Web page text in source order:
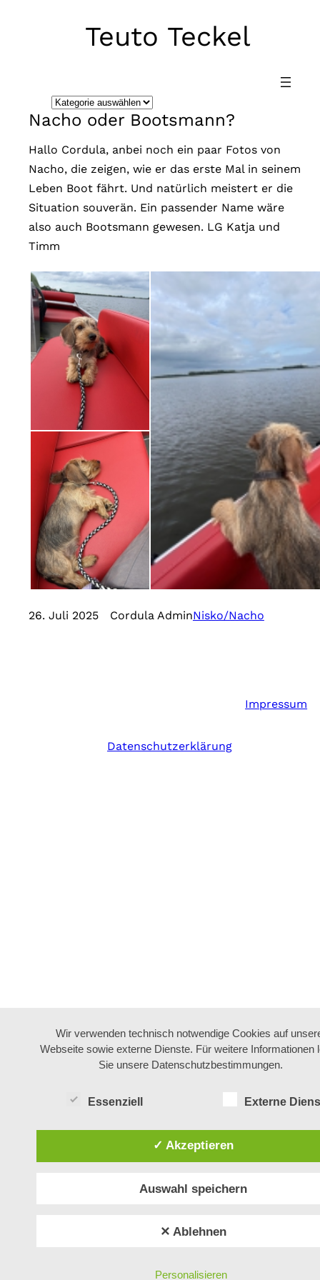
Teuto Teckel
K
a
e
o
r
n
Nacho oder Bootsmann?
Hallo Cordula, anbei noch ein paar Fotos von
Nacho, die zeigen, wie er das erste Mal in seinem
Leben Boot fährt. Und natürlich meistert er die
Situation souverän. Ein passender Name wäre
also auch Bootsmann gewesen. LG Katja und
Timm
26. Juli 2025 Cordula AdminNisko/Nacho
Impressum
Datenschutzerklärung
Wir verwenden technisch notwendige Cookies auf
Webseite sowie externe Dienste. Für weitere Informationen
Sie unsere Datenschutzbestimmungen.
Essenziell Externe
✓ Akzeptieren
Auswahl speichern
✕ Ablehnen
Personalisieren